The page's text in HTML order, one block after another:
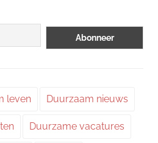
leven Duurzaam nieuws
Duurzame vacatures